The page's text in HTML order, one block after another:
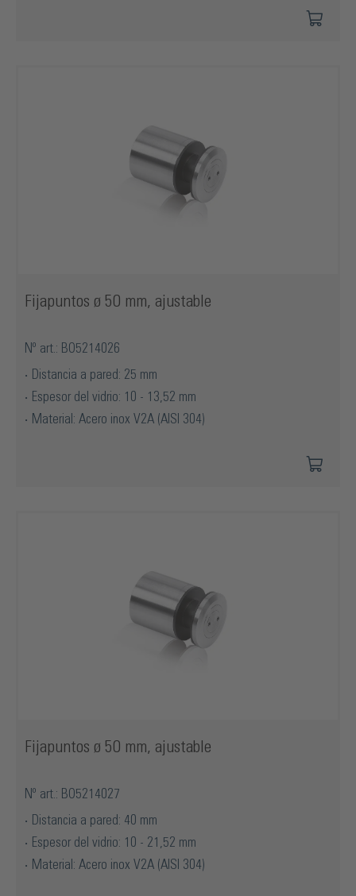
Fijapuntos ø 50 mm, ajustable
Nº art.: BO5214026
Distancia a pared: 25 mm
Espesor del vidrio: 10 - 13,52 mm
Material: Acero inox V2A (AISI 304)
Fijapuntos ø 50 mm, ajustable
Nº art.: BO5214027
Distancia a pared: 40 mm
Espesor del vidrio: 10 - 21,52 mm
Material: Acero inox V2A (AISI 304)